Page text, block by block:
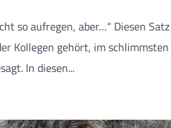
so aufregen, aber…“ Diesen
Kollegen gehört, im
In diesen...